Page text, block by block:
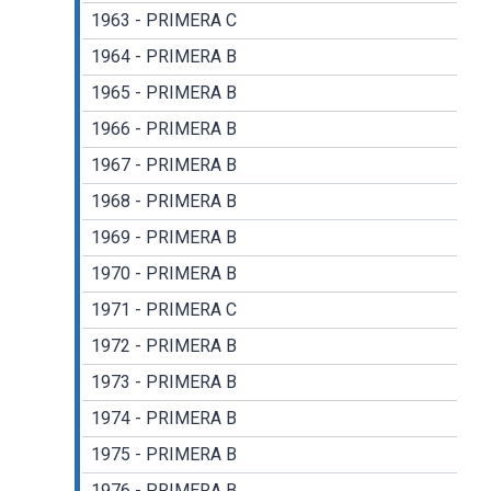
1963 - PRIMERA C
1964 - PRIMERA B
1965 - PRIMERA B
1966 - PRIMERA B
1967 - PRIMERA B
1968 - PRIMERA B
1969 - PRIMERA B
1970 - PRIMERA B
1971 - PRIMERA C
1972 - PRIMERA B
1973 - PRIMERA B
1974 - PRIMERA B
1975 - PRIMERA B